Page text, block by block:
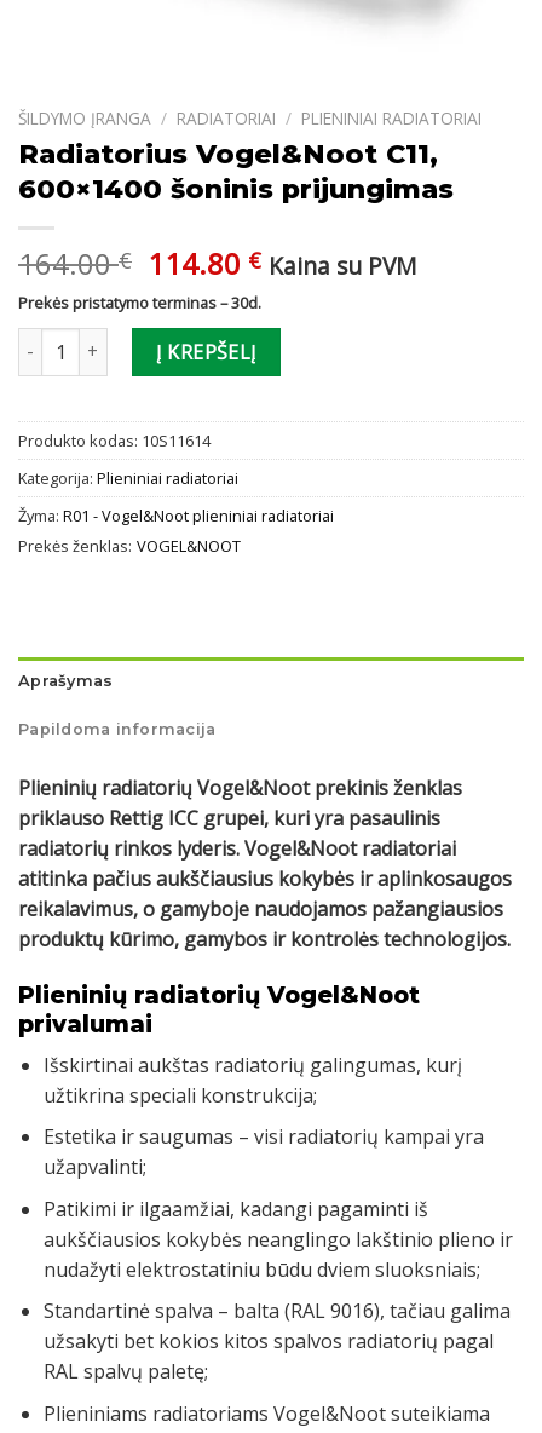
ŠILDYMO ĮRANGA / RADIATORIAI / PLIENINIAI RADIATORIAI
Radiatorius Vogel&Noot C11,
600×1400 šoninis prijungimas
164.00€ Original
price
was:
164.00 €.
114.80 €Current
is:
Kaina su PVM
Prekės pristatymo terminas – 30d.
produkto kiekis: Radiatorius Vogel&Noot C11, 600x1400 šoninis
Į KREPŠELĮ
Produkto kodas: 10S11614
Kategorija: Plieniniai radiatoriai
Žyma: R01 - Vogel&Noot plieniniai radiatoriai
Prekės ženklas: VOGEL&NOOT
Aprašymas
Papildoma informacija
Plieninių radiatorių Vogel&Noot prekinis ženklas
priklauso Rettig ICC grupei, kuri yra pasaulinis
radiatorių rinkos lyderis. Vogel&Noot radiatoriai
atitinka pačius aukščiausius kokybės ir aplinkosaugos
reikalavimus, o gamyboje naudojamos pažangiausios
produktų kūrimo, gamybos ir kontrolės technologijos.
Plieninių radiatorių Vogel&Noot
privalumai
Išskirtinai aukštas radiatorių galingumas, kurį
užtikrina speciali konstrukcija;
Estetika ir saugumas – visi radiatorių kampai yra
užapvalinti;
Patikimi ir ilgaamžiai, kadangi pagaminti iš
aukščiausios kokybės neanglingo lakštinio plieno ir
nudažyti elektrostatiniu būdu dviem sluoksniais;
Standartinė spalva – balta (RAL 9016), tačiau galima
užsakyti bet kokios kitos spalvos radiatorių pagal
RAL spalvų paletę;
Plieniniams radiatoriams Vogel&Noot suteikiama